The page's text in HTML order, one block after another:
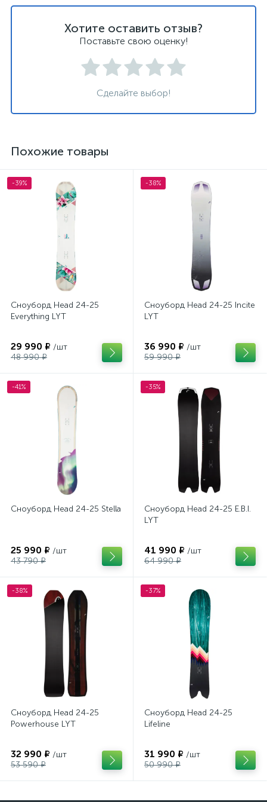
Хотите оставить отзыв?
Поставьте свою оценку!
Сделайте выбор!
Похожие товары
-39%
Сноуборд Head 24-25
Everything LYT
29 990 ₽ /шт
48 990 ₽
-38%
Сноуборд Head 24-25 Incite
LYT
36 990 ₽ /шт
59 990 ₽
-41%
Сноуборд Head 24-25 Stella
25 990 ₽ /шт
43 790 ₽
-35%
Сноуборд Head 24-25 E.B.I.
LYT
41 990 ₽ /шт
64 990 ₽
-38%
Сноуборд Head 24-25
Powerhouse LYT
32 990 ₽ /шт
53 590 ₽
-37%
Сноуборд Head 24-25
Lifeline
31 990 ₽ /шт
50 990 ₽